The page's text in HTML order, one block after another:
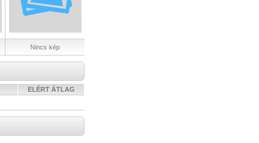
Nincs kép
ELÉRT ÁTLAG